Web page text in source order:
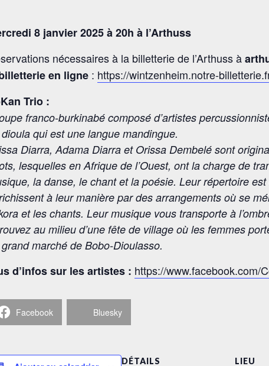
8 janvier 2025 à 20h à l’Arthuss
nécessaires à la billetterie de l’Arthuss à
en ligne : https://wintzenheim.notre-
Trio :
franco-burkinabé composé d’artistes
qui est une langue mandingue.
Diarra, Adama Diarra et Orissa Dembelé sont
lesquelles en Afrique de l’Ouest, ont la charge de
la danse, le chant et la poésie. Leur répertoire
à leur manière par des arrangements où se
et les chants. Leur musique vous transporte à
au milieu d’une fête de village où les femmes
marché de Bobo-Dioulasso.
d’infos sur les artistes : https://www.facebook.com/
Facebook Bluesky
DÉTAILS LIEU